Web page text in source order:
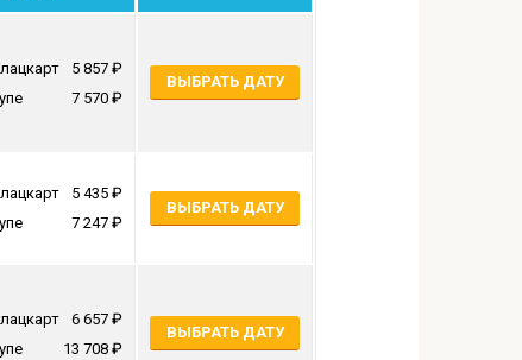
5 857
7 570
ВЫБРАТЬ ДАТУ
5 435
7 247
ВЫБРАТЬ ДАТУ
6 657
13 708
ВЫБРАТЬ ДАТУ